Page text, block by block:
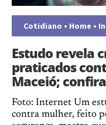
Cotidiano • Home •
Estudo revela
praticados
Maceió; confira
Foto: Internet Um
contra mulher, feito